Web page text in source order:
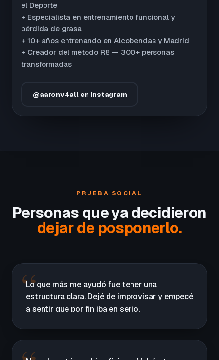
el Deporte
+ Especialista en entrenamiento funcional y
pérdida de grasa
+ 10+ años entrenando en Alcobendas y Madrid
+ Creador del método R8 — 300+ personas
transformadas
@aaronv4all en Instagram
PRUEBA SOCIAL
Personas que ya decidieron
dejar de posponerlo.
Lo que más me ayudó fue tener una
estructura clara. Dejé de improvisar y empecé
a sentir que por fin iba en serio.